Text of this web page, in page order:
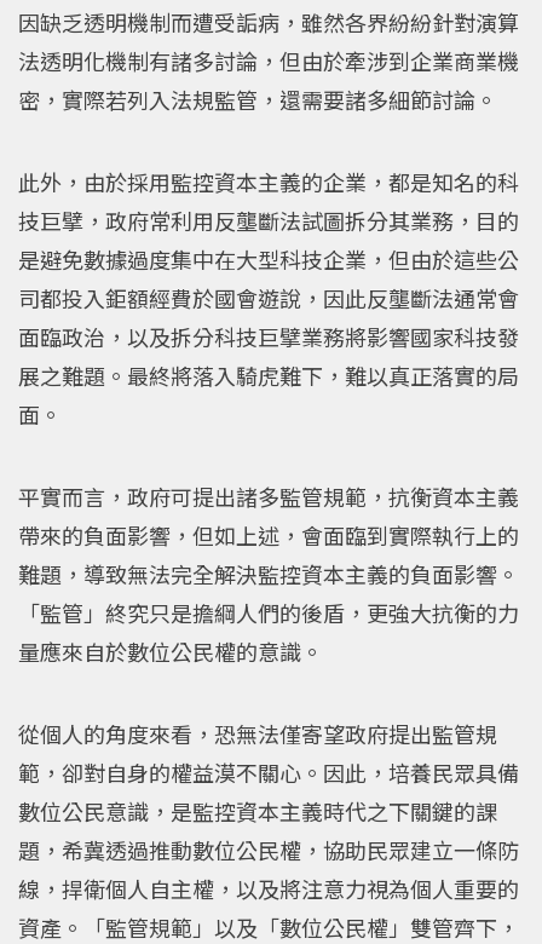
因缺乏透明機制而遭受詬病，雖然各界紛紛針對演算
法透明化機制有諸多討論，但由於牽涉到企業商業機
密，實際若列入法規監管，還需要諸多細節討論。
此外，由於採用監控資本主義的企業，都是知名的科
技巨擘，政府常利用反壟斷法試圖拆分其業務，目的
是避免數據過度集中在大型科技企業，但由於這些公
司都投入鉅額經費於國會遊說，因此反壟斷法通常會
面臨政治，以及拆分科技巨擘業務將影響國家科技發
展之難題。最終將落入騎虎難下，難以真正落實的局
面。
平實而言，政府可提出諸多監管規範，抗衡資本主義
帶來的負面影響，但如上述，會面臨到實際執行上的
難題，導致無法完全解決監控資本主義的負面影響。
「監管」終究只是擔綱人們的後盾，更強大抗衡的力
量應來自於數位公民權的意識。
從個人的角度來看，恐無法僅寄望政府提出監管規
範，卻對自身的權益漠不關心。因此，培養民眾具備
數位公民意識，是監控資本主義時代之下關鍵的課
題，希冀透過推動數位公民權，協助民眾建立一條防
線，捍衛個人自主權，以及將注意力視為個人重要的
資產。「監管規範」以及「數位公民權」雙管齊下，